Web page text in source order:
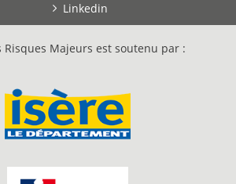
Linkedin
Risques Majeurs est soutenu par :